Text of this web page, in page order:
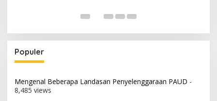
Populer
Mengenal Beberapa Landasan Penyelenggaraan PAUD -
8,485 views